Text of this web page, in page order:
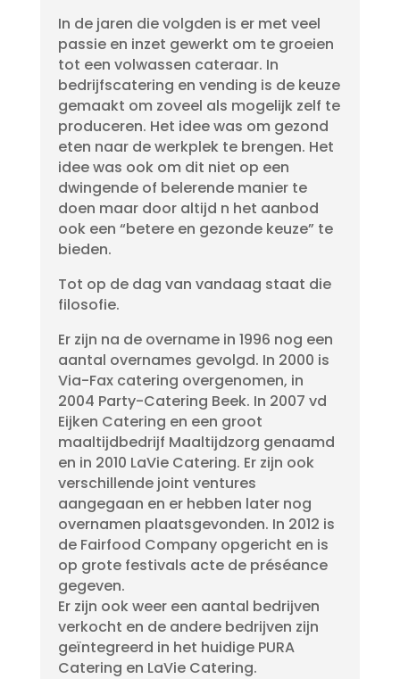
In de jaren die volgden is er met veel
passie en inzet gewerkt om te groeien
tot een volwassen cateraar. In
bedrijfscatering en vending is de keuze
gemaakt om zoveel als mogelijk zelf te
produceren. Het idee was om gezond
eten naar de werkplek te brengen. Het
idee was ook om dit niet op een
dwingende of belerende manier te
doen maar door altijd n het aanbod
ook een “betere en gezonde keuze” te
bieden.
Tot op de dag van vandaag staat die
filosofie.
Er zijn na de overname in 1996 nog een
aantal overnames gevolgd. In 2000 is
Via-Fax catering overgenomen, in
2004 Party-Catering Beek. In 2007 vd
Eijken Catering en een groot
maaltijdbedrijf Maaltijdzorg genaamd
en in 2010 LaVie Catering. Er zijn ook
verschillende joint ventures
aangegaan en er hebben later nog
overnamen plaatsgevonden. In 2012 is
de Fairfood Company opgericht en is
op grote festivals acte de préséance
gegeven.
Er zijn ook weer een aantal bedrijven
verkocht en de andere bedrijven zijn
geïntegreerd in het huidige PURA
Catering en LaVie Catering.